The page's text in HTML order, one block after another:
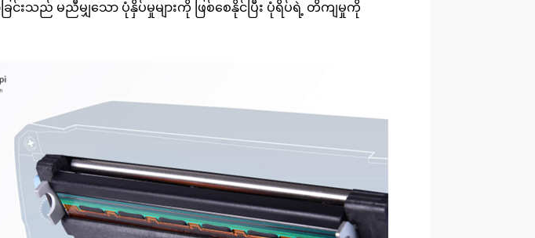
ြင်းသည် မညီမျှသော ပုံနှိပ်မှုများကို ဖြစ်စေနိုင်ပြီး ပုံရိပ်ရဲ့ တိကျမှုကို